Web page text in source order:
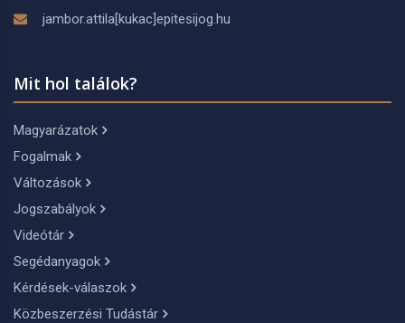
jambor.attila[kukac]epitesijog.hu
Mit hol találok?
Magyarázatok
Fogalmak
Változások
Jogszabályok
Videótár
Segédanyagok
Kérdések-válaszok
Közbeszerzési Tudástár